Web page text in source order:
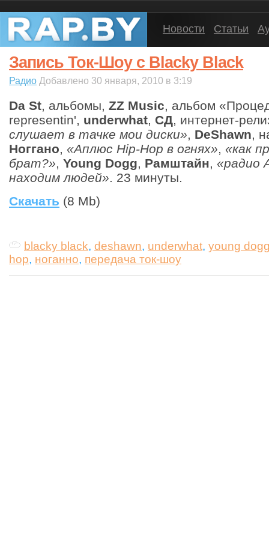
Новости Статьи
Запись Ток-Шоу с Blacky Black
Радио Добавлено 30 января, 2010 в 3:19
Da St, альбомы, ZZ Music, альбом
representin', underwhat, СД, интернет-
слушает в тачке мои диски», DeShawn,
Ноггано, «Аплюс Hip-Hop в огнях», «как
брат?», Young Dogg, Рамштайн, «радио
находим людей». 23 минуты.
Скачать (8 Mb)
blacky black, deshawn, underwhat, young
hop, ноганно, передача ток-шоу